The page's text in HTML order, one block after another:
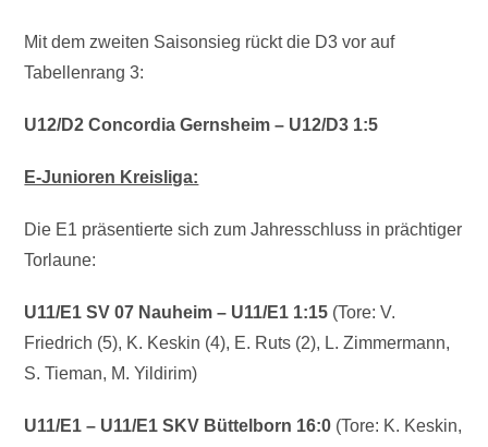
Mit dem zweiten Saisonsieg rückt die D3 vor auf
Tabellenrang 3:
U12/D2 Concordia Gernsheim – U12/D3 1:5
E-Junioren Kreisliga:
Die E1 präsentierte sich zum Jahresschluss in prächtiger
Torlaune:
U11/E1 SV 07 Nauheim – U11/E1 1:15 (Tore: V.
Friedrich (5), K. Keskin (4), E. Ruts (2), L. Zimmermann,
S. Tieman, M. Yildirim)
U11/E1 – U11/E1 SKV Büttelborn 16:0 (Tore: K. Keskin,